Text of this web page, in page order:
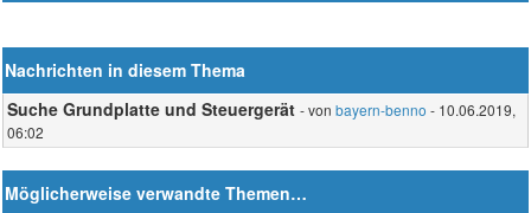
Nachrichten in diesem Thema
Suche Grundplatte und Steuergerät - vonbayern-benno - 10.06.2019,
06:02
Möglicherweise verwandte Themen…